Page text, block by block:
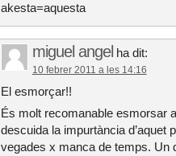
akesta=aquesta
miguel angel ha dit:
10 febrer 2011 a les 14:16
El esmorçar!!
És molt recomanable esmorsar
descuida la impurtància d’aquet
vegades x manca de temps. Un